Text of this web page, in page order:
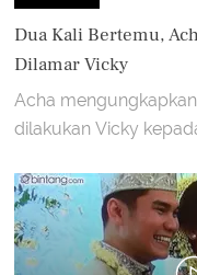
Dua Kali Bertemu,
Dilamar Vicky
Acha
dilakukan Vicky
Meridien Jakarta Pusat